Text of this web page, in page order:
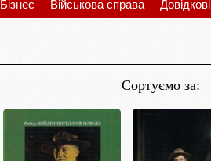
Бізнес Військова справа Довідкові
Сортуємо за: